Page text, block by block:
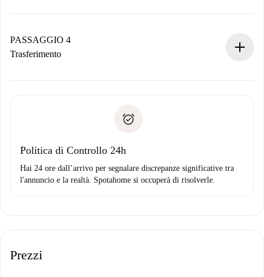
contatto con il proprietario.
Se rifiutata: non ti addebiteremo nulla e ti proporremo
Domiciliazione del pagamento
PASSAGGIO 4
Trasferimento
solo se non segnali problemi.
Politica di Controllo 24h
Hai 24 ore dall’arrivo per segnalare discrepanze significative tra
l'annuncio e la realtà. Spotahome si occuperà di risolverle.
Prezzi